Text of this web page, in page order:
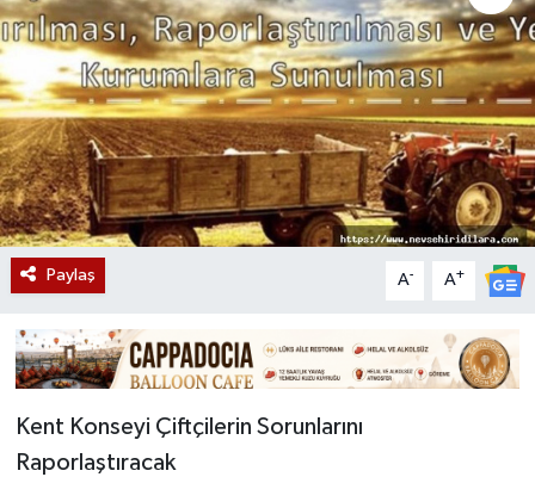
Paylaş A- A+
Kent Konseyi Çiftçilerin Sorunlarını
Raporlaştıracak